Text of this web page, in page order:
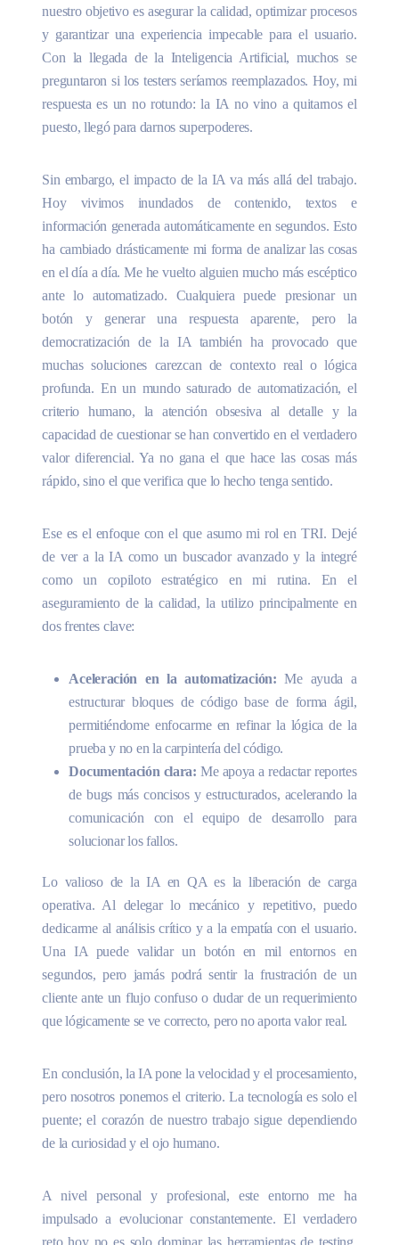
nuestro objetivo es asegurar la calidad, optimizar procesos
y garantizar una experiencia impecable para el usuario.
Con la llegada de la Inteligencia Artificial, muchos se
preguntaron si los testers seríamos reemplazados. Hoy, mi
respuesta es un no rotundo: la IA no vino a quitarnos el
puesto, llegó para darnos superpoderes.
Sin embargo, el impacto de la IA va más allá del trabajo.
Hoy vivimos inundados de contenido, textos e
información generada automáticamente en segundos. Esto
ha cambiado drásticamente mi forma de analizar las cosas
en el día a día. Me he vuelto alguien mucho más escéptico
ante lo automatizado. Cualquiera puede presionar un
botón y generar una respuesta aparente, pero la
democratización de la IA también ha provocado que
muchas soluciones carezcan de contexto real o lógica
profunda. En un mundo saturado de automatización, el
criterio humano, la atención obsesiva al detalle y la
capacidad de cuestionar se han convertido en el verdadero
valor diferencial. Ya no gana el que hace las cosas más
rápido, sino el que verifica que lo hecho tenga sentido.
Ese es el enfoque con el que asumo mi rol en TRI. Dejé
de ver a la IA como un buscador avanzado y la integré
como un copiloto estratégico en mi rutina. En el
aseguramiento de la calidad, la utilizo principalmente en
dos frentes clave:
Aceleración en la automatización: Me ayuda a
estructurar bloques de código base de forma ágil,
permitiéndome enfocarme en refinar la lógica de la
prueba y no en la carpintería del código.
Documentación clara: Me apoya a redactar reportes
de bugs más concisos y estructurados, acelerando la
comunicación con el equipo de desarrollo para
solucionar los fallos.
Lo valioso de la IA en QA es la liberación de carga
operativa. Al delegar lo mecánico y repetitivo, puedo
dedicarme al análisis crítico y a la empatía con el usuario.
Una IA puede validar un botón en mil entornos en
segundos, pero jamás podrá sentir la frustración de un
cliente ante un flujo confuso o dudar de un requerimiento
que lógicamente se ve correcto, pero no aporta valor real.
En conclusión, la IA pone la velocidad y el procesamiento,
pero nosotros ponemos el criterio. La tecnología es solo el
puente; el corazón de nuestro trabajo sigue dependiendo
de la curiosidad y el ojo humano.
A nivel personal y profesional, este entorno me ha
impulsado a evolucionar constantemente. El verdadero
reto hoy no es solo dominar las herramientas de testing,